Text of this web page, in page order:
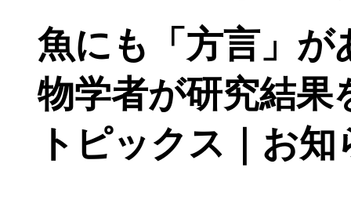
魚にも「方言」が
物学者が研究結果
トピックス｜お知